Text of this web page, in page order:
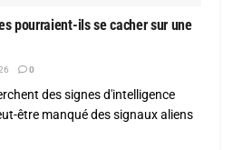
pourraient-ils se cacher sur une
0
des signes d'intelligence
être manqué des signaux aliens